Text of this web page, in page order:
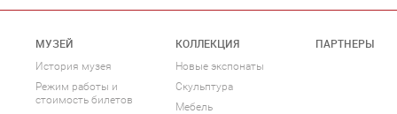
МУЗЕЙ
История музея
Режим работы и
стоимость билетов
КОЛЛЕКЦИЯ
Новые экспонаты
Скульптура
Мебель
ПАРТНЕРЫ